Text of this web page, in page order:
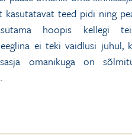
kasutatavat teed pidi ning
hoopis kellegi
ei teki vaidlusi juhul,
omanikuga on